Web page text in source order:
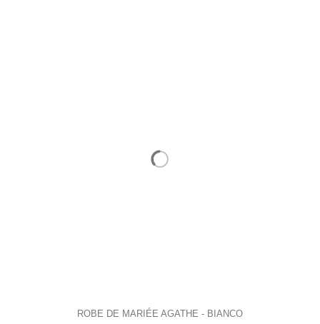
ROBE DE MARIÉE AGATHE - BIANCO